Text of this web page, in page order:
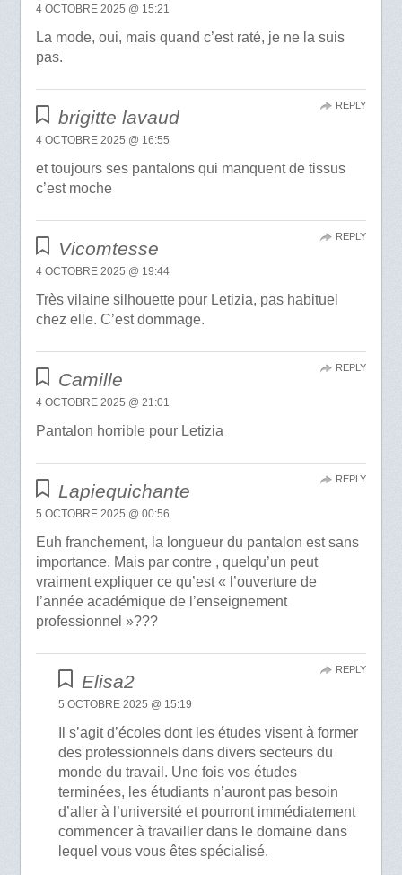
4 OCTOBRE 2025 @ 15:21
La mode, oui, mais quand c’est raté, je ne la suis
pas.
brigitte lavaud
4 OCTOBRE 2025 @ 16:55
et toujours ses pantalons qui manquent de tissus
c’est moche
REPLY
Vicomtesse
4 OCTOBRE 2025 @ 19:44
Très vilaine silhouette pour Letizia, pas habituel
chez elle. C’est dommage.
REPLY
Camille
4 OCTOBRE 2025 @ 21:01
Pantalon horrible pour Letizia
REPLY
Lapiequichante
5 OCTOBRE 2025 @ 00:56
Euh franchement, la longueur du pantalon est sans
importance. Mais par contre , quelqu’un peut
vraiment expliquer ce qu’est « l’ouverture de
l’année académique de l’enseignement
professionnel »???
REPLY
Elisa2
5 OCTOBRE 2025 @ 15:19
Il s’agit d’écoles dont les études visent à former
des professionnels dans divers secteurs du
monde du travail. Une fois vos études
terminées, les étudiants n’auront pas besoin
d’aller à l’université et pourront immédiatement
commencer à travailler dans le domaine dans
lequel vous vous êtes spécialisé.
REPLY